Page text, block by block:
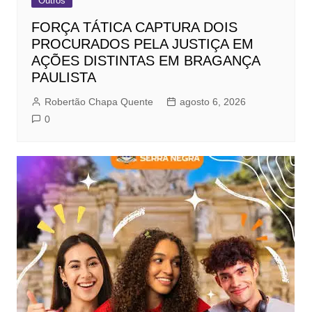
FORÇA TÁTICA CAPTURA DOIS
PROCURADOS PELA JUSTIÇA EM
AÇÕES DISTINTAS EM BRAGANÇA
PAULISTA
Robertão Chapa Quente
agosto 6, 2026
0